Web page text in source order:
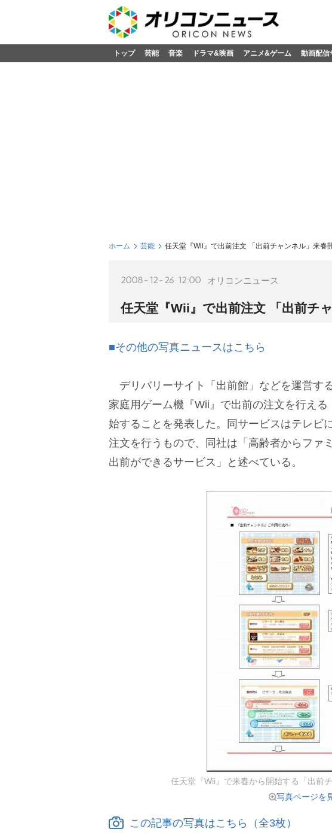
トップ 芸能 音楽 ドラマ&映画 アニメ&ゲーム 動画配信
ホーム 芸能 任天堂『Wii』で出前注文 「出前チャンネル」来春
2008-12-26 12:00 オリコンニュース
任天堂『Wii』で出前注文 「出前チ
■その他の写真ニュースはこちら
デリバリーサイト「出前館」などを運営す
家庭用ゲーム機『Wii』で出前の注文を行え
始することを発表した。同サービスはテレビ
注文を行うもので、同社は「高齢者からファ
出前ができるサービス」と述べている。
任天堂『Wii』で来春から開始する「出前
写真ページを
この記事の写真はこちら（全3枚）